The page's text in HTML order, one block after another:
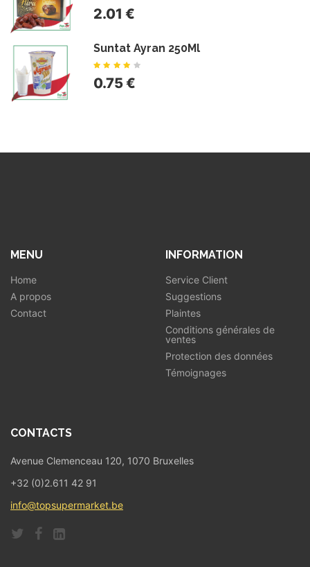
2.01 €
Suntat Ayran 250Ml
0.75 €
MENU
Home
A propos
Contact
INFORMATION
Service Client
Suggestions
Plaintes
Conditions générales de
ventes
Protection des données
Témoignages
CONTACTS
Avenue Clemenceau 120, 1070 Bruxelles
+32 (0)2.611 42 91
info@topsupermarket.be